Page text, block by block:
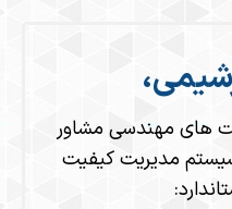
های مهندسی مشاور
مدیریت کیفیت